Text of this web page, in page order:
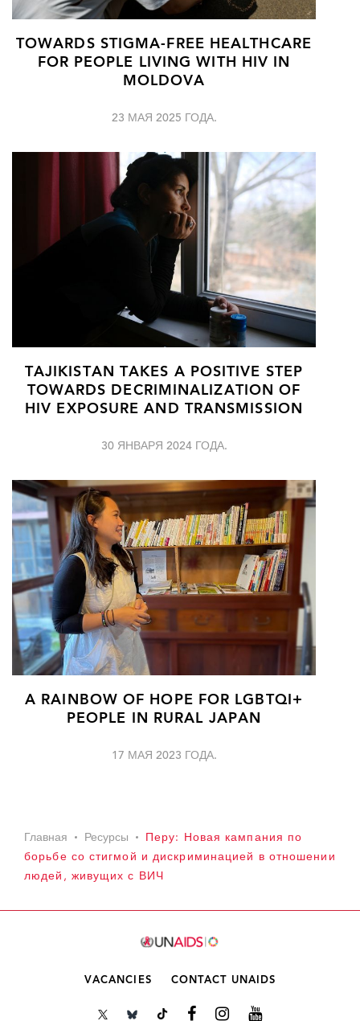
TOWARDS STIGMA-FREE HEALTHCARE
FOR PEOPLE LIVING WITH HIV IN
MOLDOVA
23 МАЯ 2025 ГОДА.
TAJIKISTAN TAKES A POSITIVE STEP
TOWARDS DECRIMINALIZATION OF
HIV EXPOSURE AND TRANSMISSION
30 ЯНВАРЯ 2024 ГОДА.
A RAINBOW OF HOPE FOR LGBTQI+
PEOPLE IN RURAL JAPAN
17 МАЯ 2023 ГОДА.
Главная Ресурсы
Перу: Новая кампания по
борьбе со стигмой и дискриминацией в отношении
людей, живущих с ВИЧ
VACANCIES CONTACT UNAIDS